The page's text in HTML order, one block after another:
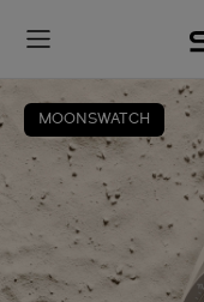
MOONSWATCH